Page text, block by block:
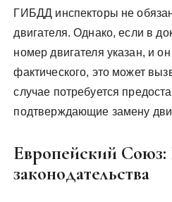
ГИБДД инспекторы не
двигателя. Однако, если в
номер двигателя указан, и
фактического, это может
случае потребуется
подтверждающие замену
Европейский Союз:
законодательства